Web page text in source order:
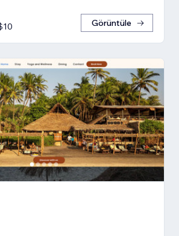
Görüntüle